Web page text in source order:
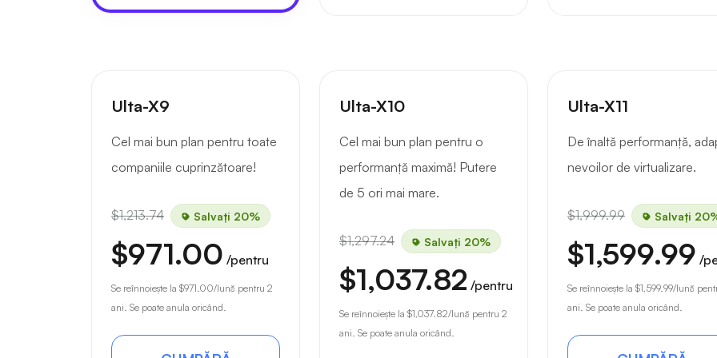
Ulta-X9
Cel mai bun plan pentru toate
companiile cuprinzătoare!
$1,213.74 Salvați 20%
$971.00 /pentru
Se reînnoiește la $971.00/lună pentru 2
ani. Se poate anula oricând.
Ulta-X10
Cel mai bun plan pentru o
performanță maximă! Putere
de 5 ori mai mare.
$1,297.24 Salvați 20%
$1,037.82 /pentru
Se reînnoiește la $1,037.82/lună pentru 2
ani. Se poate anula oricând.
Ulta-X11
De înaltă performanță,
nevoilor de virtualizare.
$1,999.99 Salvați
$1,599.99 /
Se reînnoiește la $1,599.99/lună
ani. Se poate anula oricând.